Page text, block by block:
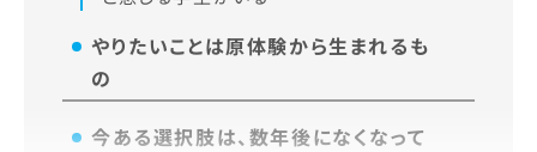
やりたいことは原体験から生まれるも
の
今ある選択肢は、数年後になくなって